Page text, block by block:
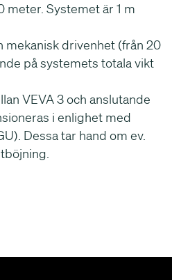
meter. Systemet är 1 m
mekanisk drivenhet (från 20
på systemets totala vikt
VEVA 3 och anslutande
i enlighet med
Dessa tar hand om ev.